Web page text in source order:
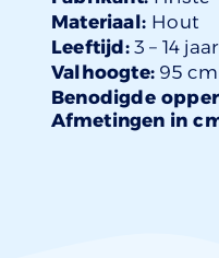
Materiaal: Hout
Leeftijd:3 – 14 jaar
Valhoogte: 95 cm
Benodigde
Afmetingen in